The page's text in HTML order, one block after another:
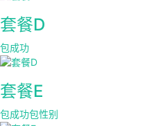
套餐D
包成功
套餐E
包成功包性别